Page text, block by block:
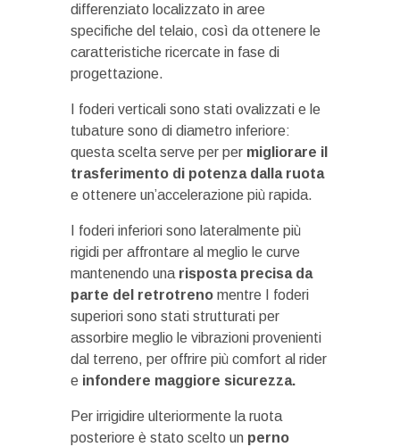
differenziato localizzato in aree
specifiche del telaio, così da ottenere le
caratteristiche ricercate in fase di
progettazione.
I foderi verticali sono stati ovalizzati e le
tubature sono di diametro inferiore:
questa scelta serve per per migliorare il
trasferimento di potenza dalla ruota
e ottenere un’accelerazione più rapida.
I foderi inferiori sono lateralmente più
rigidi per affrontare al meglio le curve
mantenendo una risposta precisa da
parte del retrotreno mentre I foderi
superiori sono stati strutturati per
assorbire meglio le vibrazioni provenienti
dal terreno, per offrire più comfort al rider
e infondere maggiore sicurezza.
Per irrigidire ulteriormente la ruota
posteriore è stato scelto un perno